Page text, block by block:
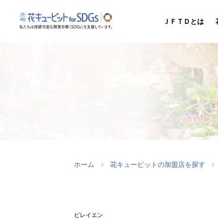
ＪＦＴＤとは
ホーム 花キューピットの加盟店を探す
ビレイエン